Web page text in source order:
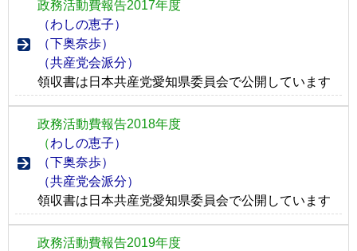
政務活動費報告2017年度
（わしの恵子）
（下奥奈歩）
（共産党会派分）
領収書は日本共産党愛知県委員会で公開しています
政務活動費報告2018年度
（わしの恵子）
（下奥奈歩）
（共産党会派分）
領収書は日本共産党愛知県委員会で公開しています
政務活動費報告2019年度